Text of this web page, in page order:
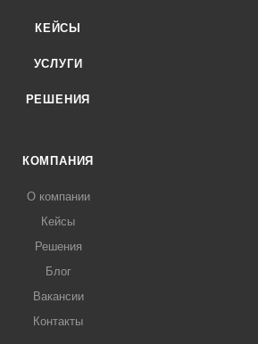
КЕЙСЫ
УСЛУГИ
РЕШЕНИЯ
КОМПАНИЯ
О компании
Кейсы
Решения
Блог
Вакансии
Контакты